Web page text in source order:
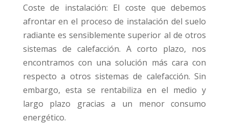
Coste de instalación: El coste que debemos
afrontar en el proceso de instalación del suelo
radiante es sensiblemente superior al de otros
sistemas de calefacción. A corto plazo, nos
encontramos con una solución más cara con
respecto a otros sistemas de calefacción. Sin
embargo, esta se rentabiliza en el medio y
largo plazo gracias a un menor consumo
energético.